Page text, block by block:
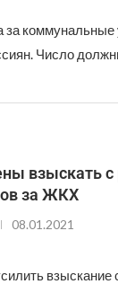
за коммунальные
Число
взыскать с
за ЖКХ
08.01.2021
взыскание